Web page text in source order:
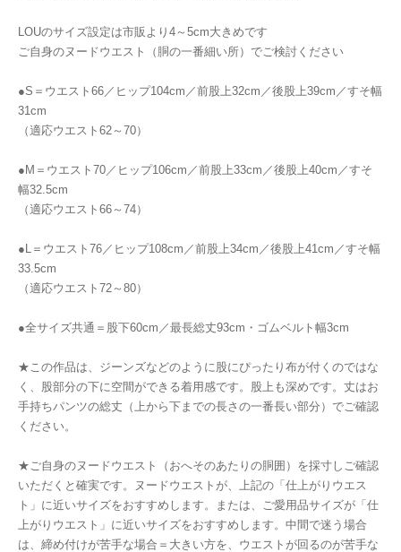
LOUのサイズ設定は市販より4～5cm大きめです
ご自身のヌードウエスト（胴の一番細い所）でご検討ください
●S＝ウエスト66／ヒップ104cm／前股上32cm／後股上39cm／すそ幅
31cm
（適応ウエスト62～70）
●M＝ウエスト70／ヒップ106cm／前股上33cm／後股上40cm／すそ
幅32.5cm
（適応ウエスト66～74）
●L＝ウエスト76／ヒップ108cm／前股上34cm／後股上41cm／すそ幅
33.5cm
（適応ウエスト72～80）
●全サイズ共通＝股下60cm／最長総丈93cm・ゴムベルト幅3cm
★この作品は、ジーンズなどのように股にぴったり布が付くのではな
く、股部分の下に空間ができる着用感です。股上も深めです。丈はお
手持ちパンツの総丈（上から下までの長さの一番長い部分）でご確認
ください。
★ご自身のヌードウエスト（おへそのあたりの胴囲）を採寸しご確認
いただくと確実です。ヌードウエストが、上記の「仕上がりウエス
ト」に近いサイズをおすすめします。または、ご愛用品サイズが「仕
上がりウエスト」に近いサイズをおすすめします。中間で迷う場合
は、締め付けが苦手な場合＝大きい方を、ウエストが回るのが苦手な